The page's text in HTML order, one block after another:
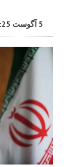
5 آگوست 22:25